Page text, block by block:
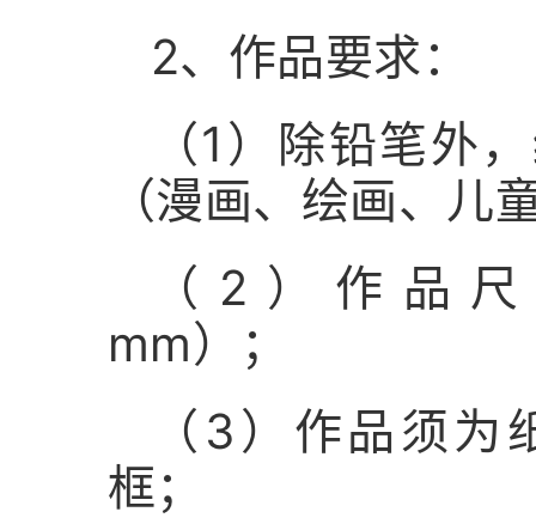
2、作品要求：
（1）除铅笔外
（漫画、绘画、儿
（2）作品
mm）；
（3）作品须
框；